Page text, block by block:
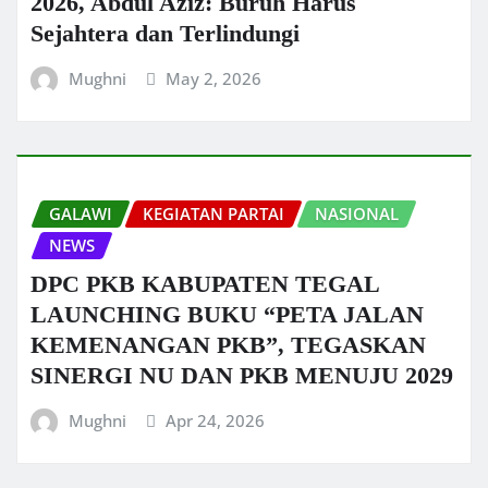
Sejahtera dan Terlindungi
Mughni May 2, 2026
GALAWI KEGIATAN PARTAI
NASIONAL
NEWS
DPC PKB KABUPATEN TEGAL
LAUNCHING BUKU “PETA JALAN
KEMENANGAN PKB”, TEGASKAN
SINERGI NU DAN PKB MENUJU 2029
Mughni Apr 24, 2026